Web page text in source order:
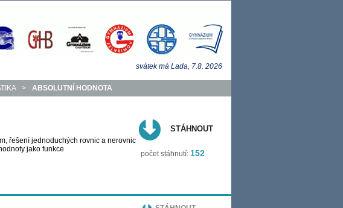
svátek má Lada, 7.8. 2026
> ABSOLUTNÍ HODNOTA
řešení jednoduchých rovnic a nerovnic
jako funkce
STÁHNOUT
počet stáhnutí: 152